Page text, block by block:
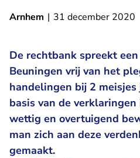
Arnhem | 31 december 2020
De rechtbank spreekt
Beuningen vrij van het
handelingen bij 2
basis van de
wettig en overtuigend
man zich aan deze
gemaakt.